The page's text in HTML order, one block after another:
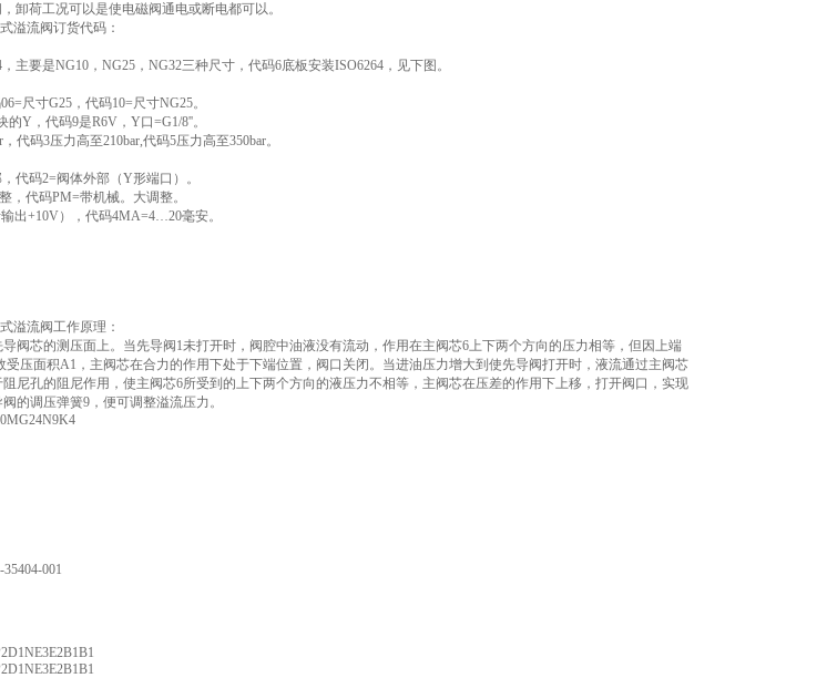
卸荷工况可以是使电磁阀通电或断电都可以。
溢流阀订货代码：
主要是NG10，NG25，NG32三种尺寸，代码6底板安装ISO6264，见下图。
尺寸G25，代码10=尺寸NG25。
Y，代码9是R6V，Y口=G1/8''。
代码3压力高至210bar,代码5压力高至350bar。
代码2=阀体外部（Y形端口）。
，代码PM=带机械。大调整。
出+10V），代码4MA=4…20毫安。
溢流阀工作原理：
阀芯的测压面上。当先导阀1未打开时，阀腔中油液没有流动，作用在主阀芯6上下两个方向的压力相等，但因上端
压面积A1，主阀芯在合力的作用下处于下端位置，阀口关闭。当进油压力增大到使先导阀打开时，液流通过主阀芯
尼孔的阻尼作用，使主阀芯6所受到的上下两个方向的液压力不相等，主阀芯在压差的作用下上移，打开阀口，实现
的调压弹簧9，便可调整溢流压力。
001